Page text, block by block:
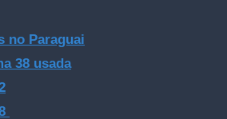
no Paraguai
38 usada